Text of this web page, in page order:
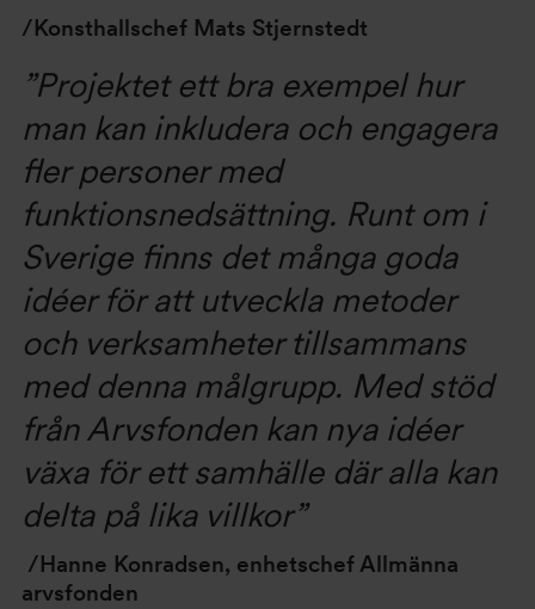
/Konsthallschef Mats Stjernstedt
”Projektet ett bra exempel hur
man kan inkludera och engagera
fler personer med
funktionsnedsättning. Runt om i
Sverige finns det många goda
idéer för att utveckla metoder
och verksamheter tillsammans
med denna målgrupp. Med stöd
från Arvsfonden kan nya idéer
växa för ett samhälle där alla kan
delta på lika villkor”
/Hanne Konradsen, enhetschef Allmänna
arvsfonden